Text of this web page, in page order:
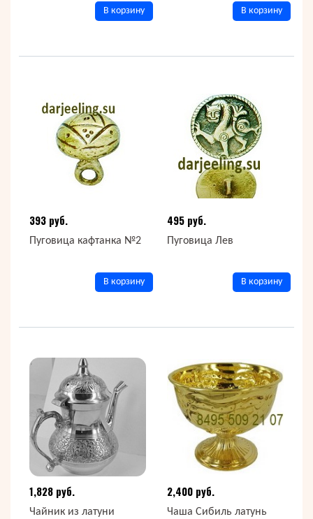
В корзину В корзину
393 руб.
Пуговица кафтанка №2
В корзину
495 руб.
Пуговица Лев
В корзину
1,828 руб.
Чайник из латуни
2,400 руб.
Чаша Сибиль латунь